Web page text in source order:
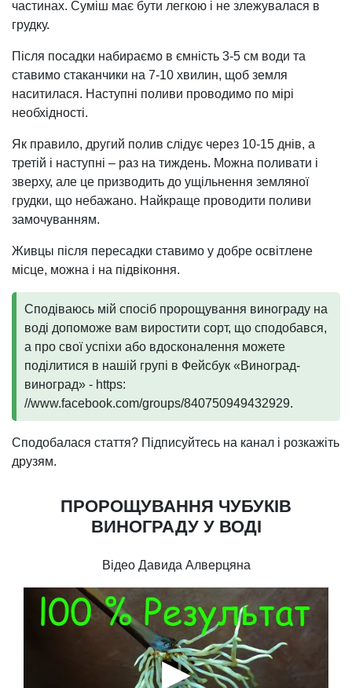
частинах. Суміш має бути легкою і не злежувалася в
грудку.
Після посадки набираємо в ємність 3-5 см води та
ставимо стаканчики на 7-10 хвилин, щоб земля
наситилася. Наступні поливи проводимо по мірі
необхідності.
Як правило, другий полив слідує через 10-15 днів, а
третій і наступні – раз на тиждень. Можна поливати і
зверху, але це призводить до ущільнення земляної
грудки, що небажано. Найкраще проводити поливи
замочуванням.
Живцы після пересадки ставимо у добре освітлене
місце, можна і на підвіконня.
Сподіваюсь мій спосіб пророщування винограду на
воді допоможе вам виростити сорт, що сподобався,
а про свої успіхи або вдосконалення можете
поділитися в нашій групі в Фейсбук «Виноград-
виноград» - https:
//www.facebook.com/groups/840750949432929.
Сподобалася стаття? Підписуйтесь на канал і розкажіть
друзям.
ПРОРОЩУВАННЯ ЧУБУКІВ
ВИНОГРАДУ У ВОДІ
Відео Давида Алверцяна